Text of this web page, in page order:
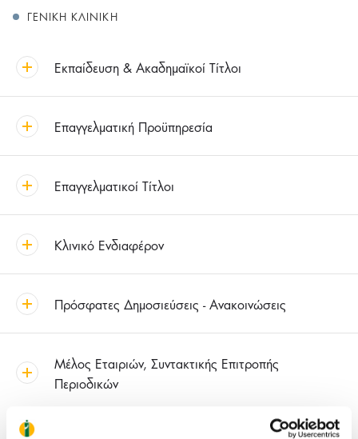
ΓΕΝΙΚΉ ΚΛΙΝΙΚΉ
Εκπαίδευση & Ακαδημαϊκοί Τίτλοι
Επαγγελματική Προϋπηρεσία
Επαγγελματικοί Τίτλοι
Κλινικό Ενδιαφέρον
Πρόσφατες Δημοσιεύσεις - Ανακοινώσεις
Μέλος Εταιριών, Συντακτικής Επιτροπής
Περιοδικών